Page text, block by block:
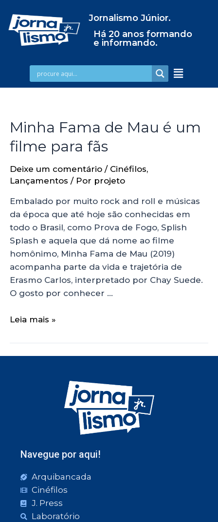
Jornalismo Júnior.
Há 20 anos formando
e informando.
Minha Fama de Mau é um
filme para fãs
Deixe um comentário / Cinéfilos,
Lançamentos / Por projeto
Embalado por muito rock and roll e músicas
da época que até hoje são conhecidas em
todo o Brasil, como Prova de Fogo, Splish
Splash e aquela que dá nome ao filme
homônimo, Minha Fama de Mau (2019)
acompanha parte da vida e trajetória de
Erasmo Carlos, interpretado por Chay Suede.
O gosto por conhecer …
Leia mais »
Navegue por aqui!
Arquibancada
Cinéfilos
J. Press
Laboratório